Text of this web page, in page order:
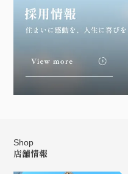
Shop
店舗情報